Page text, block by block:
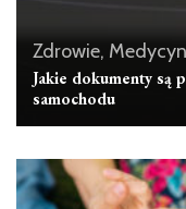
Zdrowie,
Jakie dokumenty są
samochodu